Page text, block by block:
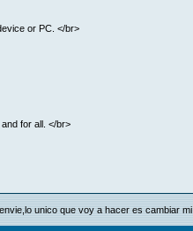
or PC. </br>
for all. </br>
unico que voy a hacer es cambiar